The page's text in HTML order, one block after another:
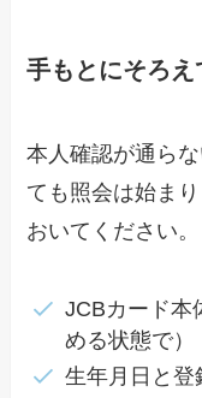
手もとにそろ
本人確認が通ら
ても照会は始ま
おいてください。
JCBカード本
める状態で）
生年月日と登